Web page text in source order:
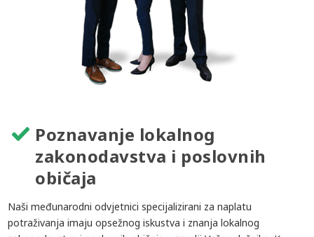
Poznavanje lokalnog
zakonodavstva i poslovnih
običaja
Naši međunarodni odvjetnici specijalizirani za naplatu
potraživanja imaju opsežnog iskustva i znanja lokalnog